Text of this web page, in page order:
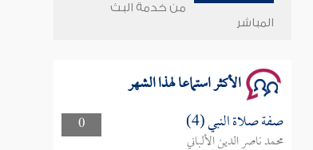
من خدمة البث
المباشر
الأكثر استماعا لهذا الشهر
0 صفة صلاة النبي (4)
محمد ناصر الدين الألباني